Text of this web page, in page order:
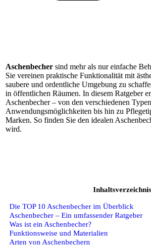
Aschenbecher sind mehr als nur einfache
Sie vereinen praktische Funktionalität mit
saubere und ordentliche Umgebung zu
in öffentlichen Räumen. In diesem Ratgeber
Aschenbecher – von den verschiedenen
Anwendungsmöglichkeiten bis hin zu
Marken. So finden Sie den idealen
wird.
Inhaltsverzeichnis
Die TOP 10 Aschenbecher im Überblick
Aschenbecher – Ein umfassender Ratgeber
Was ist ein Aschenbecher?
Funktionsweise und Materialien
Arten von Aschenbechern